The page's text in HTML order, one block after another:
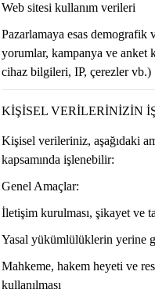
Web sitesi kullanım verileri
Pazarlamaya esas demografik
yorumlar, kampanya ve anket
cihaz bilgileri, IP, çerezler vb.)
KİŞİSEL VERİLERİNİZİN
Kişisel verileriniz, aşağıdaki
kapsamında işlenebilir:
Genel Amaçlar:
İletişim kurulması, şikayet ve
Yasal yükümlülüklerin yerine
Mahkeme, hakem heyeti ve
kullanılması